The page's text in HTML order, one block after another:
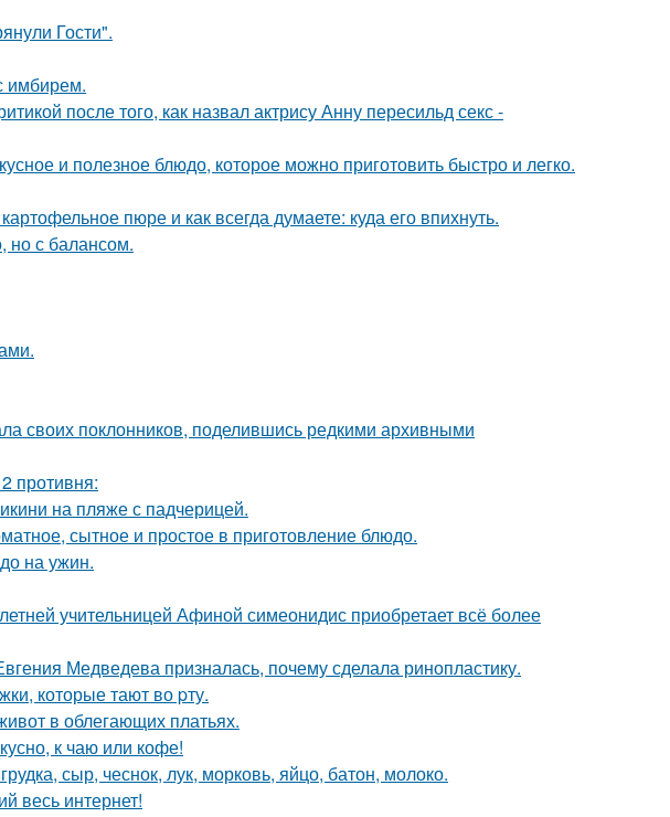
Гости".
имбирем.
после того, как назвал актрису Анну пересильд секс -
и полезное блюдо, которое можно приготовить быстро и легко.
пюре и как всегда думаете: куда его впихнуть.
но с балансом.
своих поклонников, поделившись редкими архивными
противня:
на пляже с падчерицей.
сытное и простое в приготовление блюдо.
на ужин.
учительницей Афиной симеонидис приобретает всё более
Медведева призналась, почему сделала ринопластику.
которые тают во pту.
в облегающих платьях.
к чаю или кофе!
сыр, чеснок, лук, морковь, яйцо, батон, молоко.
весь интернет!